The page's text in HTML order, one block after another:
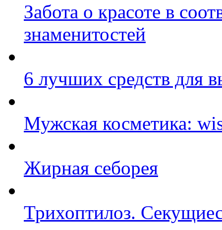
Забота о красоте в
знаменитостей
6 лучших средств для
Мужская косметика:
Жирная себорея
Трихоптилоз.